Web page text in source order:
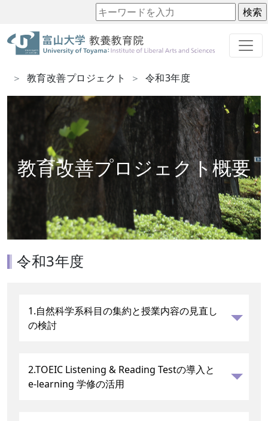
教育改善プロジェクト
令和3年度
教育改善プロジェクト概要
令和3年度
1.自然科学系科目の集約と授業内容の見直し
の検討
2.TOEIC Listening & Reading Testの導入と
e-learning 学修の活用